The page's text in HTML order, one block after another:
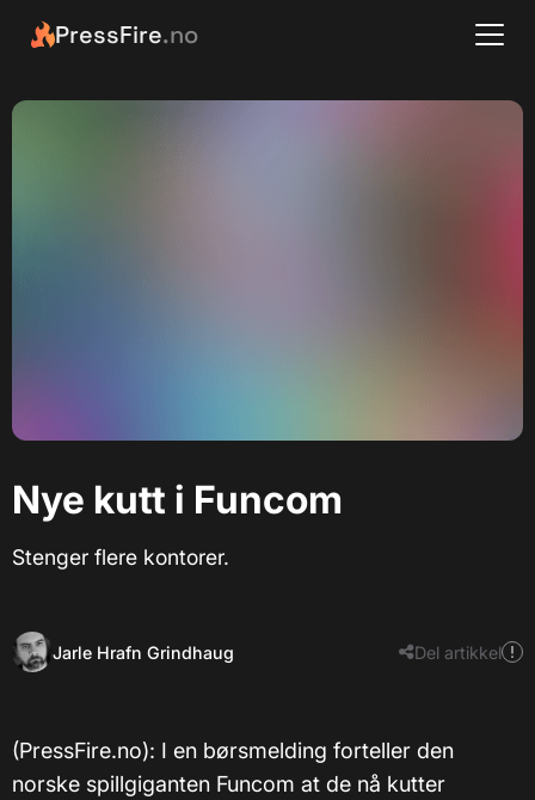
PressFire.no
Nye kutt i Funcom
Stenger flere kontorer.
Jarle Hrafn Grindhaug Del artikkel
(PressFire.no): I en børsmelding forteller den
norske spillgiganten Funcom at de nå kutter